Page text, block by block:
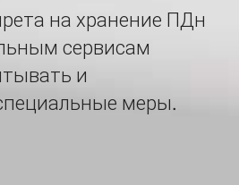
на хранение ПДн
сервисам
и
меры.